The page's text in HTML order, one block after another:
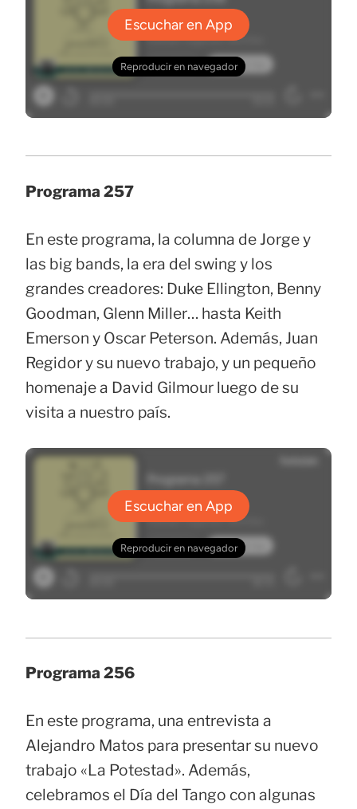
Programa 257
En este programa, la columna de Jorge y
las big bands, la era del swing y los
grandes creadores: Duke Ellington, Benny
Goodman, Glenn Miller… hasta Keith
Emerson y Oscar Peterson. Además, Juan
Regidor y su nuevo trabajo, y un pequeño
homenaje a David Gilmour luego de su
visita a nuestro país.
Programa 256
En este programa, una entrevista a
Alejandro Matos para presentar su nuevo
trabajo «La Potestad». Además,
celebramos el Día del Tango con algunas